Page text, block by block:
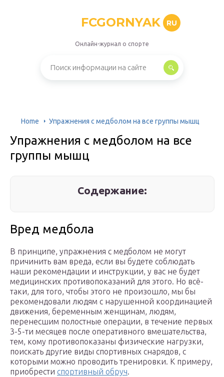
FCGORNYAK RU
Онлайн-журнал о спорте
Home Упражнения с медболом на все группы мышц
Упражнения с медболом на все
группы мышц
Содержание:
Вред медбола
В принципе, упражнения с медболом не могут
причинить вам вреда, если вы будете соблюдать
наши рекомендации и инструкции, у вас не будет
медицинских противопоказаний для этого. Но всё-
таки, для того, чтобы этого не произошло, мы бы
рекомендовали людям с нарушенной координацией
движения, беременным женщинам, людям,
перенесшим полостные операции, в течение первых
3-5-ти месяцев после оперативного вмешательства,
тем, кому противопоказаны физические нагрузки,
поискать другие виды спортивных снарядов, с
которыми можно проводить тренировки. К примеру,
приобрести спортивный обруч.